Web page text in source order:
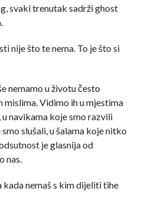
svaki trenutak sadrži ghost
nije što te nema. To je što si
nemamo u životu često
mislima. Vidimo ih u mjestima
navikama koje smo razvili
slušali, u šalama koje nitko
je glasnija od
nas.
kada nemaš s kim dijeliti tihe